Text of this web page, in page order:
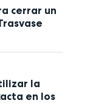
cerrar un
la
en los